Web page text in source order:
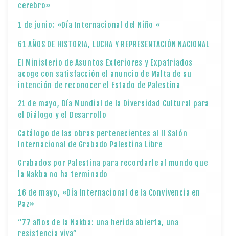
cerebro»
1 de junio: «Día Internacional del Niño «
61 AÑOS DE HISTORIA, LUCHA Y REPRESENTACIÓN NACIONAL
El Ministerio de Asuntos Exteriores y Expatriados
acoge con satisfacción el anuncio de Malta de su
intención de reconocer el Estado de Palestina
21 de mayo, Día Mundial de la Diversidad Cultural para
el Diálogo y el Desarrollo
Catálogo de las obras pertenecientes al II Salón
Internacional de Grabado Palestina Libre
Grabados por Palestina para recordarle al mundo que
la Nakba no ha terminado
16 de mayo, «Día Internacional de la Convivencia en
Paz»
“77 años de la Nakba: una herida abierta, una
resistencia viva”